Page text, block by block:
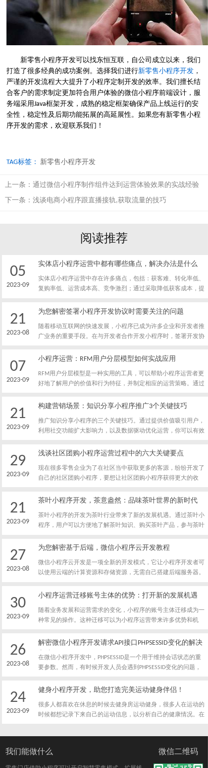
新零售小程序开发可以找东恒互联，自公司成立以来，我们
打造了很多经典的成功案例。选择我们进行新零售小程序开发，
严谨的开发流程大大提升了小程序定制开发的效率。我们擅长结
合客户的需求制定更加符合用户体验的微信小程序前端设计，服
务端采用Java框架开发，成熟的稳定框架确保产品上线运行的安
全性，稳定性及后期功能拓展的高延展性。如果您有新零售小程
序开发的需求，欢迎联系我们！
TAG标签： 新零售小程序开发
上一条： 通过微信小程序制作组件达到运营体验效果的实战经验
下一条： 浅谈电商小程序跟直播接轨,获取流量的技巧
阅读推荐
05
2023-09
实体店小程序运营中都有哪些痛点，解决办法是什么
实体店小程序运营中存在许多痛点，包括：获客难、转化率低、
复购率低、运营成本高、竞争激烈；通过采取降低获客成本，提
体店小程序运营中的痛点，从而提高实体店小程序的运营效率和
21
2023-08
为您解密签署小程序开发协议时需要关注的问题
随着移动互联网的快速发展，小程序已成为许多企业和开发者推
广业务的重要手段。在与开发者合作开发小程序时，签署开发协
在，签署协议前需要特别关注一些重要问题。下面将解密签署小
07
2023-09
小程序运营：RFM用户分层模型如何实战应用
RFM用户分层模型是一种实用的工具，可以帮助小程序运营者更
好地了解用户的价值和行为特征，并制定相应的运营策略。通过
级，并针对不同层级的用户制定个性化的运营策略，可以提高用
性、时间窗口的选择以及分层细化的平衡等问题，以确保RFM模
型的有效应用。
21
2023-09
构建营销场景：知识分享小程序推广3个关键技巧
推广知识分享小程序的三个关键技巧。通过提供价值吸引用户，
利用社交功能扩大影响力，以及数据驱动优化运营，你可以有效
技巧能帮助你在知识分享的道路上走得更远。
29
2023-09
浅谈社区团购小程序运营过程中的六大关键要点
现在很多零售企业为了在社区当中获取更多的客源，纷纷开发了
自己的社区团购小程序，要想让社区团购小程序获得更大的收
好社区团购小程序用户运营工作的技巧有哪些。
21
2023-09
茶叶小程序开发，茶意盎然：品味茶叶世界的新时代
茶叶小程序的开发为茶叶行业带来了新的发展机遇。通过茶叶小
程序，用户可以方便地了解茶叶知识、购买茶叶产品，参与茶叶
序将引领用户进入品味茶叶世界的新时代。
27
2023-08
为您解密基于后端，微信小程序云开发教程
微信小程序云开发是一项全新的开发模式，它让小程序开发者可
以使用云端的计算资源和存储资源，无需自己搭建后端服务器。
上手。
30
2023-09
小程序运营迁移账号主体的优势：打开新的发展机遇
随着业务发展和运营需求的变化，小程序的账号主体迁移成为一
种常见的操作。这种迁移可以为小程序运营带来许多优势和机
这一策略的价值和影响。
26
2023-08
解密微信小程序开发请求API接口PHPSESSID变化的解决
方法
在微信小程序开发中，PHPSESSID是一个用于维持会话状态的重
要参数。然而，有时候开发人员会遇到PHPSESSID变化的问题，
解决这个问题的一些方法。
24
2023-09
健身小程序开发，助您打造完美运动健身伴侣！
很多人都喜欢在休息的时候去健身房运动健身，很多人在运动的
时候都想记录下来自己的运动信息，以分析自己的健康情况。在
我们能做什么 微信二维码